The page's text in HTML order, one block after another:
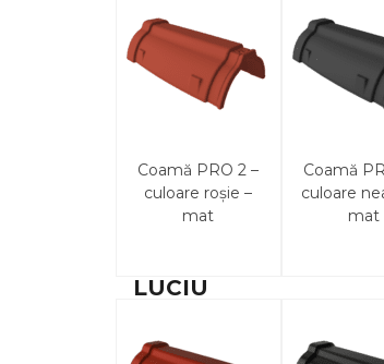
Coamă PRO 2 –
culoare roșie –
mat
Coamă
culoare
mat
LUCIU